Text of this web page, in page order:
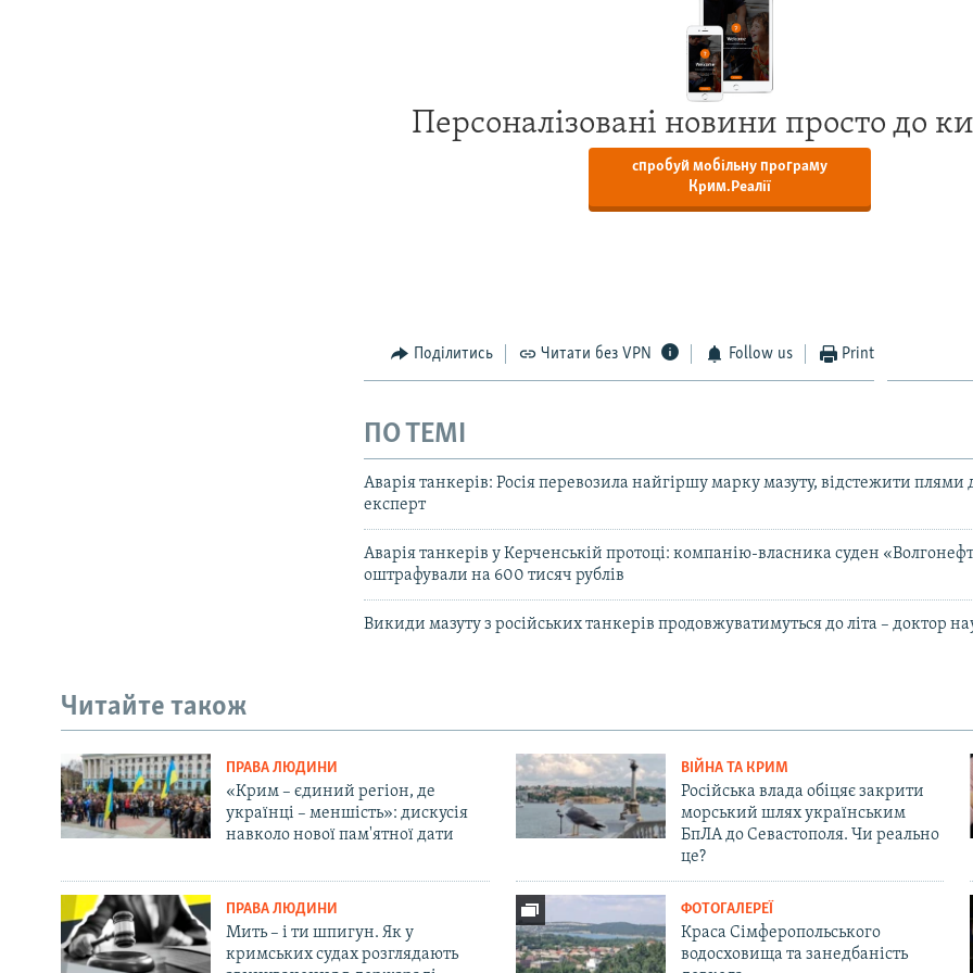
Персоналізовані новини просто до
спробуй мобільну програму
Крим.Реалії
Поділитись Читати без VPN Follow us Print
ПО ТЕМІ
Аварія танкерів: Росія перевозила найгіршу марку мазуту, відстежити плями
експерт
Аварія танкерів у Керченській протоці: компанію-власника суден
оштрафували на 600 тисяч рублів
Викиди мазуту з російських танкерів продовжуватимуться до літа – доктор
Читайте також
ПРАВА ЛЮДИНИ
«Крим – єдиний регіон, де
українці – меншість»: дискусія
навколо нової пам'ятної дати
ВІЙНА ТА КРИМ
Російська влада обіцяє закрити
морський шлях українським
БпЛА до Севастополя. Чи реально
це?
ПРАВА ЛЮДИНИ
Мить – і ти шпигун. Як у
кримських судах розглядають
ФОТОГАЛЕРЕЇ
Краса Сімферопольського
водосховища та занедбаність